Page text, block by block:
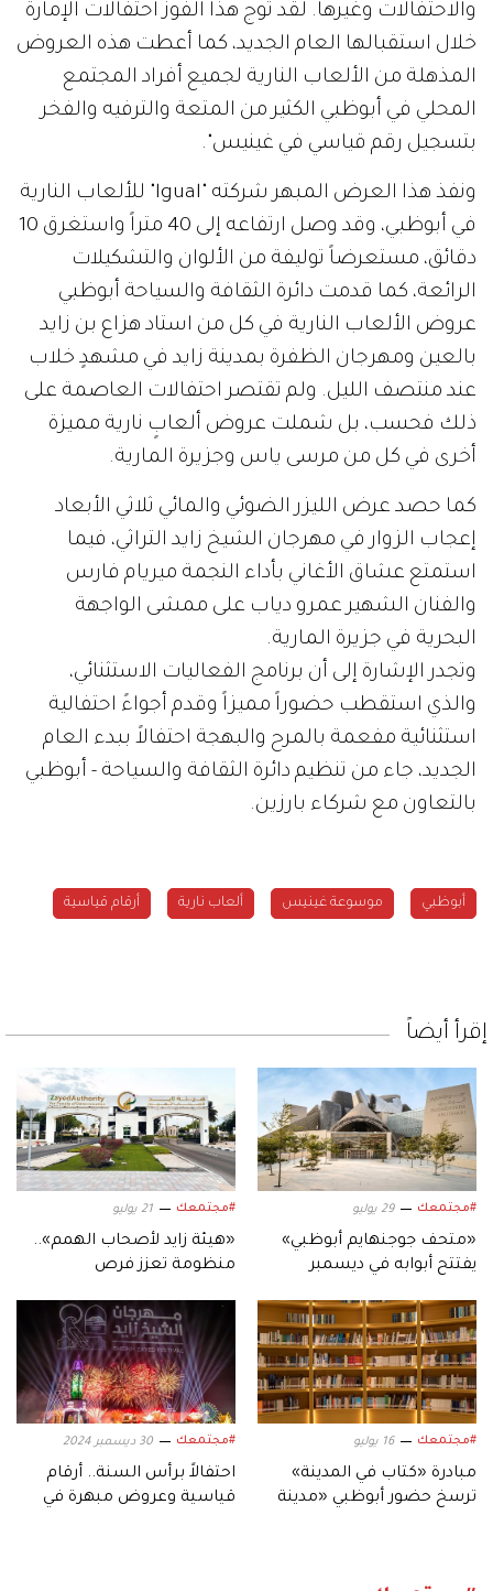
والاحتفالات وغيرها. لقد توج هذا الفوز احتفالات الإمارة
خلال استقبالها العام الجديد، كما أعطت هذه العروض
المذهلة من الألعاب النارية لجميع أفراد المجتمع
المحلي في أبوظبي الكثير من المتعة والترفيه والفخر
بتسجيل رقم قياسي في غينيس".
ونفذ هذا العرض المبهر شركته "lgual" للألعاب النارية
في أبوظبي، وقد وصل ارتفاعه إلى 40 متراً واستغرق 10
دقائق، مستعرضاً توليفة من الألوان والتشكيلات
الرائعة، كما قدمت دائرة الثقافة والسياحة أبوظبي
عروض الألعاب النارية في كل من استاد هزاع بن زايد
بالعين ومهرجان الظفرة بمدينة زايد في مشهدٍ خلاب
عند منتصف الليل. ولم تقتصر احتفالات العاصمة على
ذلك فحسب، بل شملت عروض ألعابٍ نارية مميزة
أخرى في كل من مرسى ياس وجزيرة المارية.
كما حصد عرض الليزر الضوئي والمائي ثلاثي الأبعاد
إعجاب الزوار في مهرجان الشيخ زايد التراثي، فيما
استمتع عشاق الأغاني بأداء النجمة ميريام فارس
والفنان الشهير عمرو دياب على ممشى الواجهة
البحرية في جزيرة المارية.
وتجدر الإشارة إلى أن برنامج الفعاليات الاستثنائي،
والذي استقطب حضوراً مميزاً وقدم أجواءً احتفالية
استثنائية مفعمة بالمرح والبهجة احتفالاً ببدء العام
الجديد، جاء من تنظيم دائرة الثقافة والسياحة - أبوظبي
بالتعاون مع شركاء بارزين.
أبوظبي موسوعة غينيس ألعاب نارية أرقام قياسية
إقرأ أيضاً
#مجتمعك 29 يوليو
«متحف جوجنهايم أبوظبي»
يفتتح أبوابه في ديسمبر
#مجتمعك 21 يوليو
«هيئة زايد لأصحاب الهمم»..
منظومة تعزز فرص
المجتمعي
#مجتمعك 16 يوليو
مبادرة «كتاب في المدينة»
ترسخ حضور أبوظبي «مدينة
#مجتمعك 30 ديسمبر 2024
احتفالاً برأس السنة.. أرقام
قياسية وعروض مبهرة في